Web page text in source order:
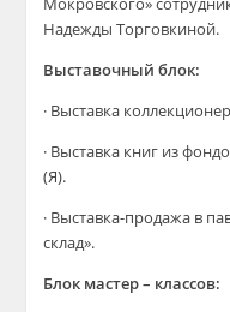
Надежды Торговкиной.
Выставочный блок:
· Выставка
· Выставка книг из
(Я).
· Выставка-продажа в
склад».
Блок мастер – классов: